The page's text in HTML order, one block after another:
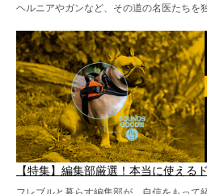
ヘルニアやガンなど、その道の名医たちを
【特集】編集部厳選！本当に使える